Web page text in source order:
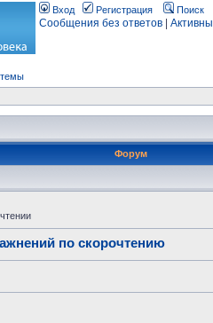
Вход Регистрация Поиск
Сообщения без ответов
Форум
по скорочтению